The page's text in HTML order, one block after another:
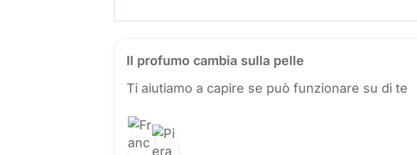
Il profumo cambia sulla pelle
Ti aiutiamo a capire se può funzionare su di te